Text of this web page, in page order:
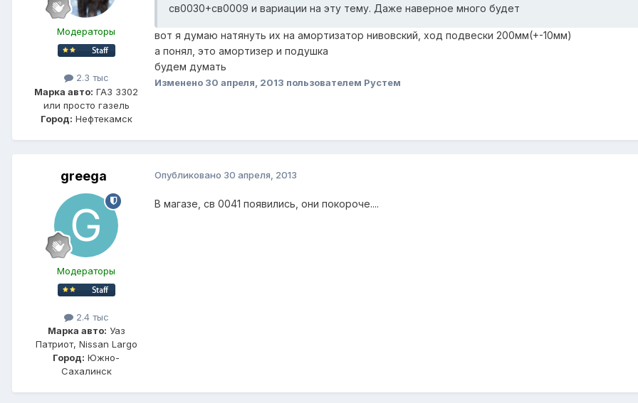
Модераторы
2.3 тыс
Марка авто: ГАЗ 3302
или просто газель
Город: Нефтекамск
св0030+св0009 и вариации на эту тему. Даже наверное много будет
вот я думаю натянуть их на амортизатор нивовский, ход подвески 200мм(+-10мм)
а понял, это амортизер и подушка
будем думать
Изменено 30 апреля, 2013 пользователем Рустем
greega
Модераторы
2.4 тыс
Марка авто: Уаз
Патриот, Nissan Largo
Город: Южно-
Сахалинск
Опубликовано 30 апреля, 2013
В магазе, св 0041 появились, они покороче....